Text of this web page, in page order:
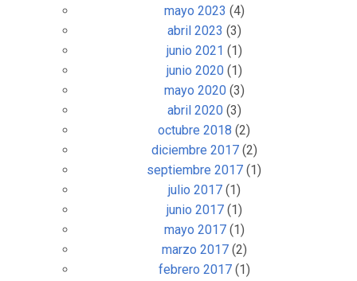
mayo 2023 (4)
abril 2023 (3)
junio 2021 (1)
junio 2020(1)
mayo 2020(3)
abril 2020(3)
octubre 2018 (2)
diciembre 2017(2)
septiembre 2017 (1)
julio 2017(1)
junio 2017(1)
mayo 2017(1)
marzo 2017(2)
febrero 2017(1)